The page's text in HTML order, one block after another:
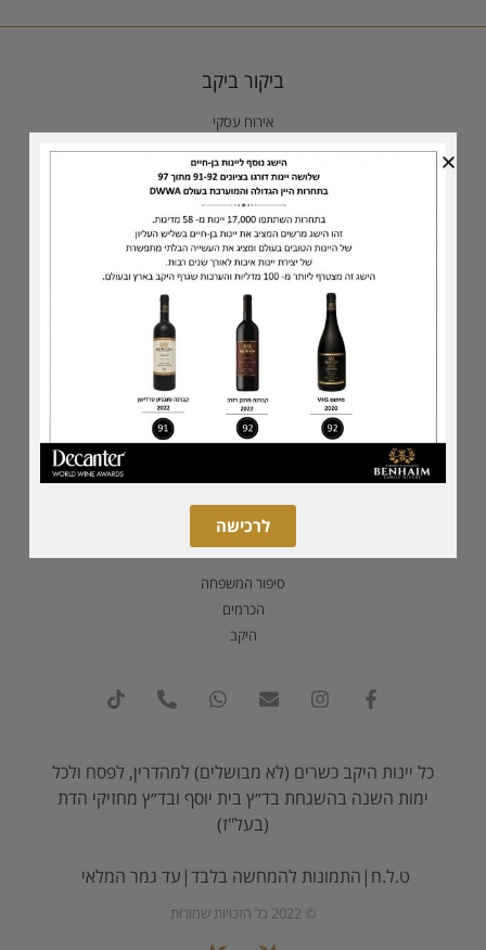
ביקור ביקב
אירוח עסקי
טעימות בסלון היינן
נקודות מכירה
כתבו עלינו
גלרית תמונות
סדרת היינות
יינות לבנים
הסדרה המסורתית
הסדרה השמורה
הסדרה הנדירה
סדרת הדגל
אודות
סיפור המשפחה
הכרמים
היקב
כל יינות היקב כשרים (לא מבושלים) למהדרין, לפסח ולכל
ימות השנה בהשגחת בד״ץ בית יוסף ובד״ץ מחזיקי הדת
(בעל"ז)
ט.ל.ח|התמונות להמחשה בלבד|עד גמר המלאי
© 2022 כל הזכויות שמורות
לרכישה